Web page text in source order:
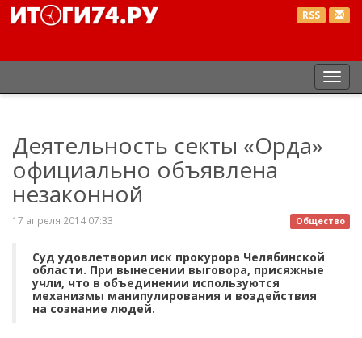
RSS
Деятельность секты «Орда»
официально объявлена
незаконной
Общество
17 апреля 2014 07:33
Суд удовлетворил иск прокурора Челябинской
области. При вынесении выговора, присяжные
учли, что в объединении используются
механизмы манипулирования и воздействия
на сознание людей.